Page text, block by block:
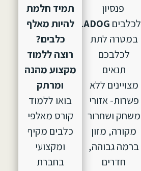
פנסיון
לכלבים LADOG, הוקם
במטרה לתת
לכלבכם
תנאים
מצויינים ללא
פשרות- אזורי
משחק ושחרור
מקורה, מזון
ברמה גבוהה,
חדרים
תמיד חלמת
להיות מאלף
כלבים?
רוצה ללמוד
מקצוע מהנה
ומרתק
בואו ללמוד
קורס מאלפי
כלבים מקיף
ומקצועי
בחברת